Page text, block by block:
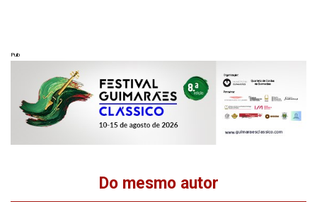
Pub
Do mesmo autor